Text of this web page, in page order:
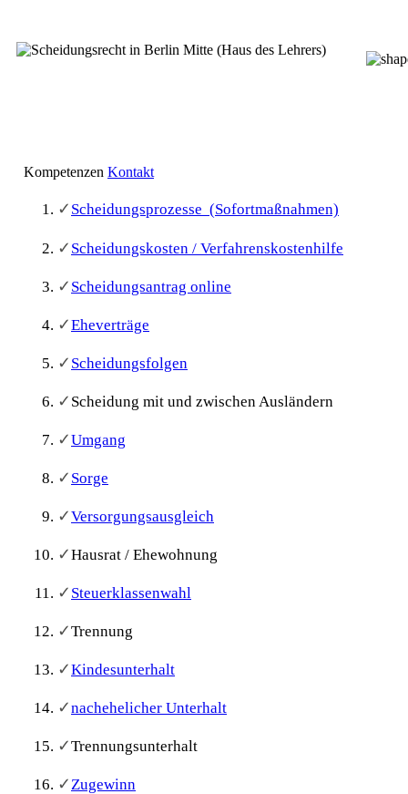
✓ Scheidungsprozesse (Sofortmaßnahmen)
✓ Scheidungskosten / Verfahrenskostenhilfe
✓ Scheidungsantrag online
✓Eheverträge
✓ Scheidungsfolgen
✓ Scheidung mit und zwischen Ausländern
✓Umgang
✓ Sorge
✓Versorgungsausgleich
✓Hausrat / Ehewohnung
✓ Steuerklassenwahl
✓Trennung
✓Kindesunterhalt
✓nachehelicher Unterhalt
✓Trennungsunterhalt
✓Zugewinn
Kompetenzen Kontakt